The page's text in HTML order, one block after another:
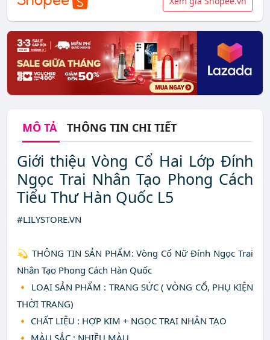
MÔ TẢ THÔNG TIN CHI TIẾT
Giới thiệu Vòng Cổ Hai Lớp Đính
Ngọc Trai Nhân Tạo Phong Cách
Tiểu Thư Hàn Quốc L5
#LILYSTORE.VN
💫 THÔNG TIN SẢN PHẨM: Vòng Cổ Nữ Đính Ngọc Trai
Nhân Tạo Phong Cách Hàn Quốc
🔸 LOẠI SẢN PHẨM : TRANG SỨC ( VÒNG CỔ, PHỤ KIỆN
THỜI TRANG)
🔸 CHẤT LIỆU : HỢP KIM + NGỌC TRAI NHÂN TẠO